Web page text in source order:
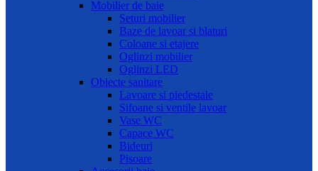
Mobilier de baie
Seturi mobilier
Baze de lavoar si blaturi
Coloane si etajere
Oglinzi mobilier
Oglinzi LED
Obiecte sanitare
Lavoare si piedestale
Sifoane si ventile lavoar
Vase WC
Capace WC
Bideuri
Pisoare